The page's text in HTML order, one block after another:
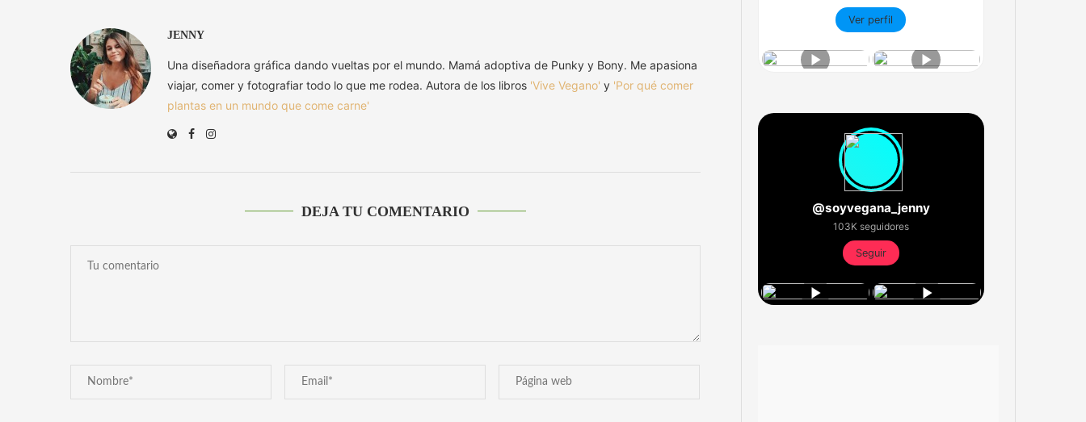
JENNY
Una diseñadora gráfica dando vueltas por el mundo. Mamá adoptiva de Punky y Bony. Me apasiona
viajar, comer y fotografiar todo lo que me rodea. Autora de los libros 'Vive Vegano' y 'Por qué comer
plantas en un mundo que come carne'
DEJA TU COMENTARIO
Ver perfil
@soyvegana_jenny
103K seguidores
Seguir